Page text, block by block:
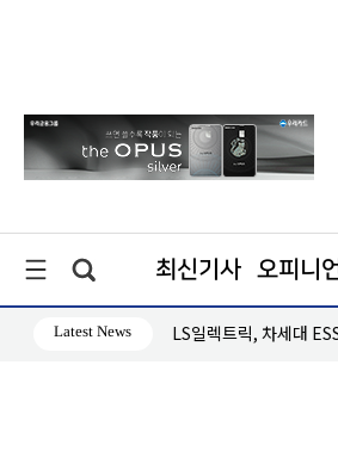
최신기사 오피니
Latest News
자 지속 LS일렉트릭, 차세대